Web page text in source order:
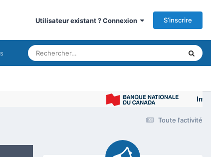
Utilisateur existant ? Connexion S’inscrire
Immigrer
Toute l’activité